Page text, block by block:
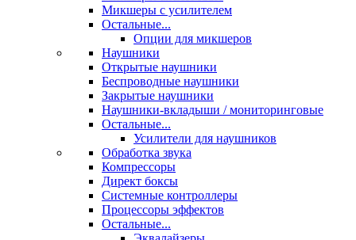
Микшеры с усилителем
Остальные...
Опции для микшеров
Наушники
Открытые наушники
Беспроводные наушники
Закрытые наушники
Наушники-вкладыши / мониторинговые
Остальные...
Усилители для наушников
Обработка звука
Компрессоры
Директ боксы
Системные контроллеры
Процессоры эффектов
Остальные...